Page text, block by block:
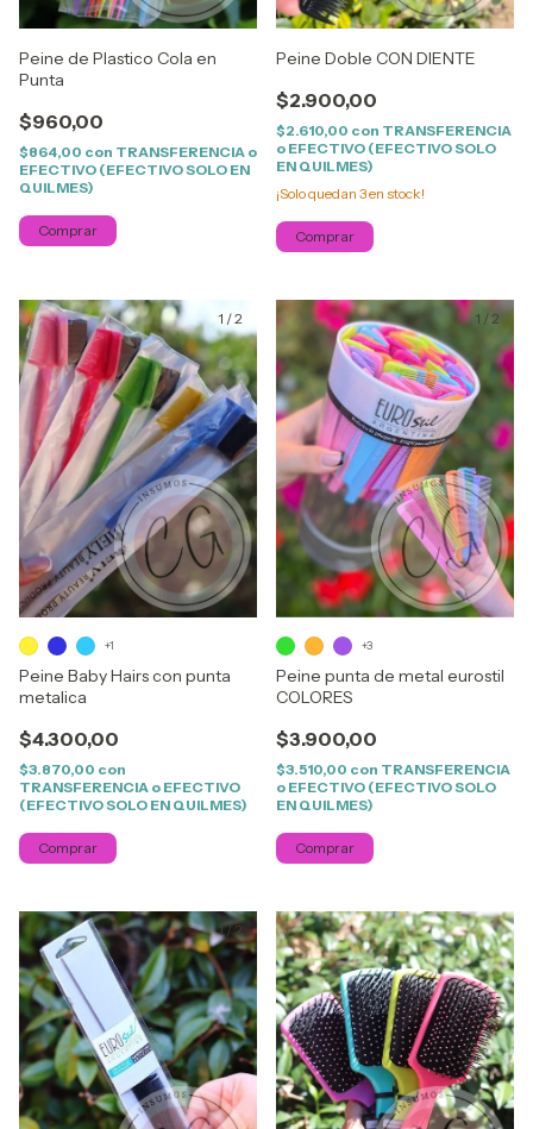
Peine de Plastico Cola en
Punta
$960,00
$864,00 con TRANSFERENCIA o
EFECTIVO (EFECTIVO SOLO EN
QUILMES)
Peine Doble CON DIENTE
$2.900,00
$2.610,00 con TRANSFERENCIA
o EFECTIVO (EFECTIVO SOLO
EN QUILMES)
¡Solo quedan 3en stock!
1 /2
Peine Baby Hairs con punta
metalica
$4.300,00
$3.870,00 con
TRANSFERENCIA o EFECTIVO
(EFECTIVO SOLO EN QUILMES)
+1
Comprar
1 / 2
Peine punta de metal eurostil
COLORES
$3.900,00
$3.510,00 con TRANSFERENCIA
o EFECTIVO (EFECTIVO SOLO
EN QUILMES)
+3
Comprar
1/2